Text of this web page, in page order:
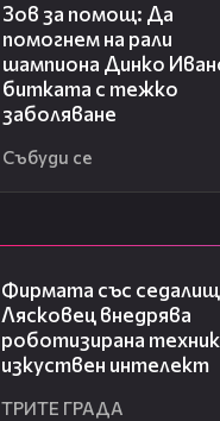
Зов за помощ: Да
помогнем на рали
шампиона Динко
битката с тежко
заболяване
Събуди се
Фирмата със
Лясковец внедрява
роботизирана
изкуствен интелект
ТРИТЕ ГРАДА